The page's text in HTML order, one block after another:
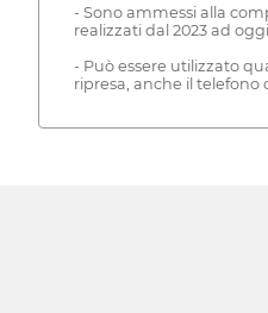
- Sono ammessi alla
realizzati dal 2023 ad
- Può essere utilizzato
ripresa, anche il telefono